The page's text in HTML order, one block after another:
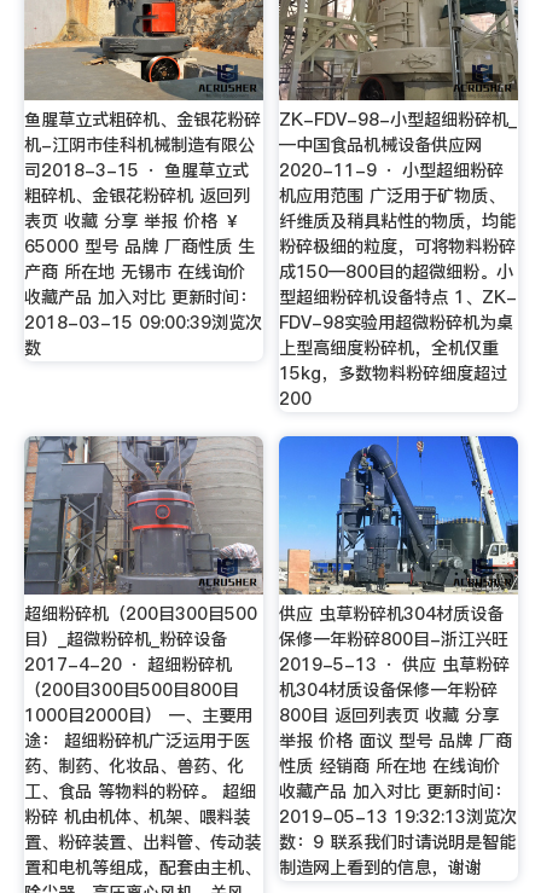
鱼腥草立式粗碎机、金银花粉碎
机-江阴市佳科机械制造有限公
司2018-3-15 · 鱼腥草立式
粗碎机、金银花粉碎机 返回列
表页 收藏 分享 举报 价格 ￥
65000 型号 品牌 厂商性质 生
产商 所在地 无锡市 在线询价
收藏产品 加入对比 更新时间：
2018-03-15 09:00:39浏览次
数
ZK-FDV-98-小型超细粉碎机_
—中国食品机械设备供应网
2020-11-9 · 小型超细粉碎
机应用范围 广泛用于矿物质、
纤维质及稍具粘性的物质，均能
粉碎极细的粒度，可将物料粉碎
成150—800目的超微细粉。小
型超细粉碎机设备特点 1、ZK-
FDV-98实验用超微粉碎机为桌
上型高细度粉碎机，全机仅重
15kg，多数物料粉碎细度超过
200
超细粉碎机（200目300目500
目）_超微粉碎机_粉碎设备
2017-4-20 · 超细粉碎机
（200目300目500目800目
1000目2000目） 一、主要用
途： 超细粉碎机广泛运用于医
药、制药、化妆品、兽药、化
工、食品 等物料的粉碎。 超细
粉碎 机由机体、机架、喂料装
置、粉碎装置、出料管、传动装
置和电机等组成，配套由主机、
供应 虫草粉碎机304材质设备
保修一年粉碎800目-浙江兴旺
2019-5-13 · 供应 虫草粉碎
机304材质设备保修一年粉碎
800目 返回列表页 收藏 分享
举报 价格 面议 型号 品牌 厂商
性质 经销商 所在地 在线询价
收藏产品 加入对比 更新时间：
2019-05-13 19:32:13浏览次
数：9 联系我们时请说明是智能
制造网上看到的信息，谢谢